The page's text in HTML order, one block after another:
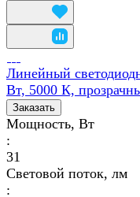
Линейный
Вт, 5000 К,
Заказать
Мощность, Вт
:
31
Световой поток, лм
: